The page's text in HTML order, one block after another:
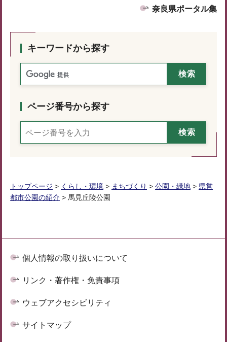
奈良県ポータル集
キーワードから探す
ページ番号から探す
トップページ > くらし・環境 > まちづくり > 公園・緑地 > 県営
都市公園の紹介 > 馬見丘陵公園
個人情報の取り扱いについて
リンク・著作権・免責事項
ウェブアクセシビリティ
サイトマップ